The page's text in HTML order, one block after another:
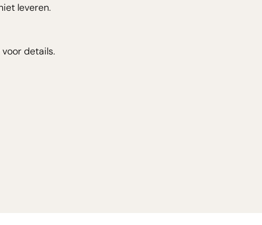
leveren.
details.